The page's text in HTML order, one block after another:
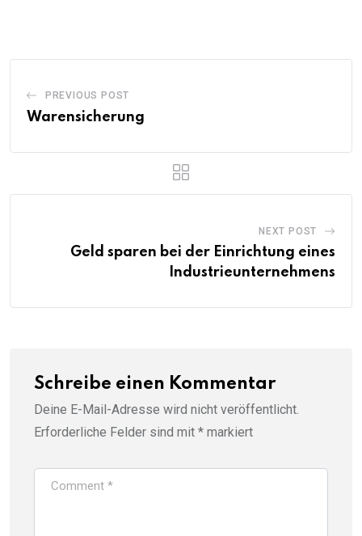
PREVIOUS POST
Warensicherung
NEXT POST
Geld sparen bei der Einrichtung eines
Industrieunternehmens
Schreibe einen Kommentar
Deine E-Mail-Adresse wird nicht veröffentlicht.
Erforderliche Felder sind mit * markiert